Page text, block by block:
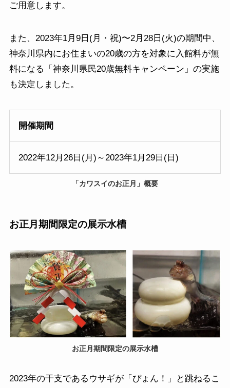
ご用意します。
また、2023年1月9日(月・祝)〜2月28日(火)の期間中、
神奈川県内にお住まいの20歳の方を対象に入館料が無
料になる「神奈川県民20歳無料キャンペーン」の実施
も決定しました。
開催期間
2022年12月26日(月)～2023年1月29日(日)
「カワスイのお正月」概要
お正月期間限定の展示水槽
お正月期間限定の展示水槽
2023年の干支であるウサギが「ぴょん！」と跳ねるこ